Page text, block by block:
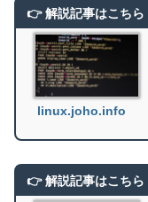
linux.joho.info